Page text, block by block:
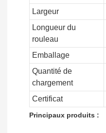
Largeur
Longueur du
rouleau
Emballage
Quantité de
chargement
Certificat
Principaux produits :